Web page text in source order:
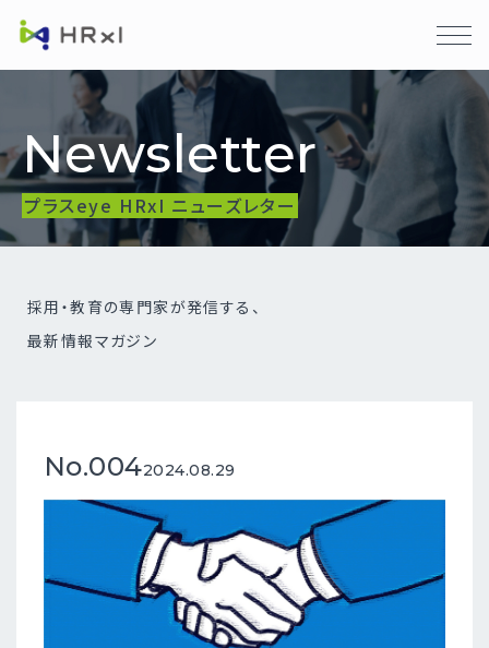
Newsletter
プラスeye HRxI ニューズレター
採用・教育の専門家が発信する、
最新情報マガジン
No.0042024.08.29